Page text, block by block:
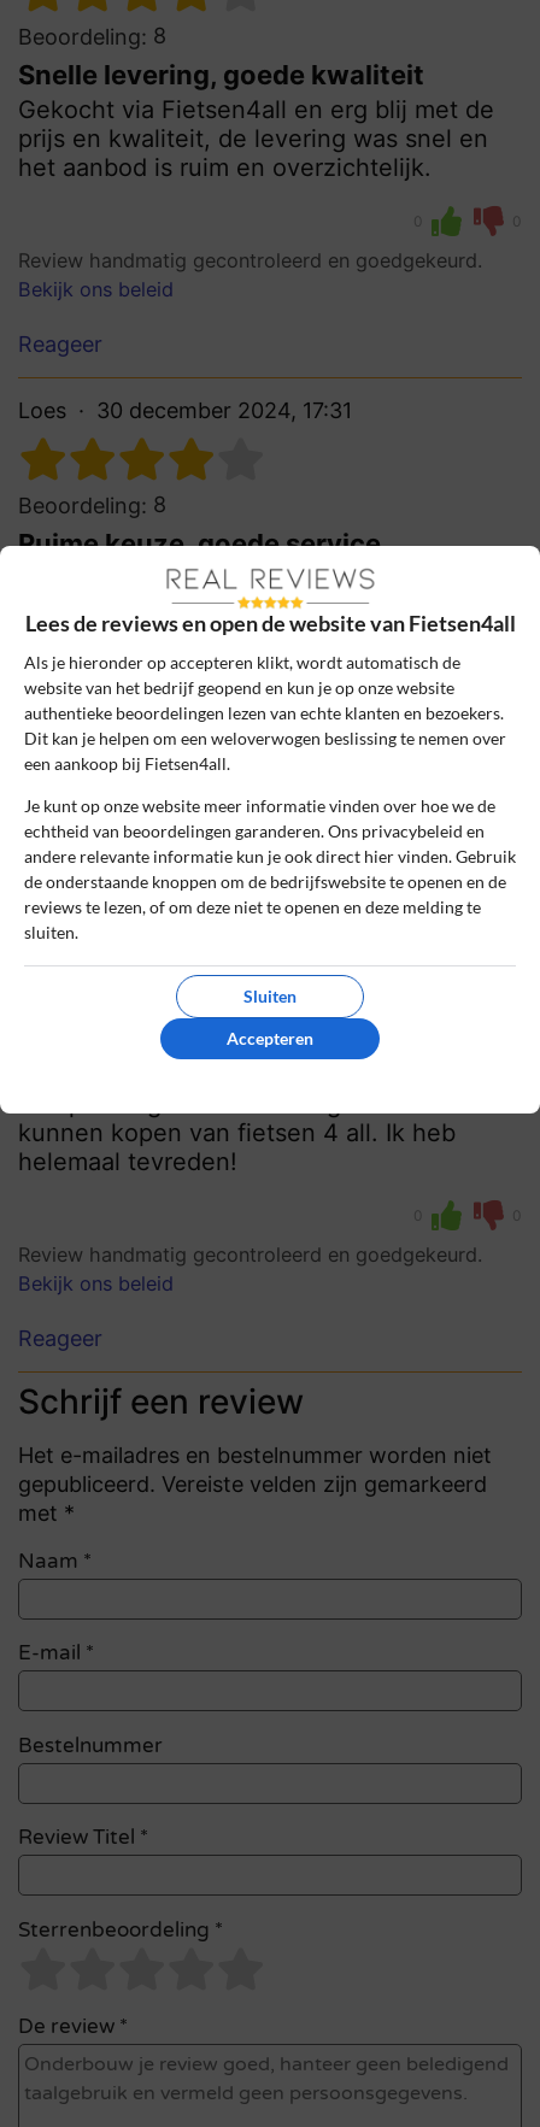
Beoordeling: 8
Snelle levering, goede kwaliteit
Gekocht via Fietsen4all en erg blij met de
prijs en kwaliteit, de levering was snel en
het aanbod is ruim en overzichtelijk.
0 0
Review handmatig gecontroleerd en goedgekeurd.
Bekijk ons beleid
Reageer
Loes 30 december 2024, 17:31
Beoordeling: 8
Ruime keuze, goede service
Heerlijk ruime keuze uit nieuwe fietsen met
flink wat korting, en fijn dat je vooraf kunt
testen bij een servicepunt! Mijn omafiets
bevalt perfect.
0
Review handmatig gecontroleerd en goedgekeurd.
Reageer
Emiel de Snelle 15 december 2021, 16:18
Fijn zakendoen
kunnen kopen van fietsen 4 all. Ik heb
helemaal tevreden!
0 0
Review handmatig gecontroleerd en goedgekeurd.
Bekijk ons beleid
Reageer
Schrijf een review
Het e-mailadres en bestelnummer worden niet
gepubliceerd. Vereiste velden zijn gemarkeerd
met *
Naam *
E-mail *
Bestelnummer
Review Titel *
Sterrenbeoordeling *
De review *
Lees de reviews en open de website van Fietsen4all
Als je hieronder op accepteren klikt, wordt automatisch de
website van het bedrijf geopend en kun je op onze website
authentieke beoordelingen lezen van echte klanten en bezoekers.
Dit kan je helpen om een weloverwogen beslissing te nemen over
een aankoop bij Fietsen4all.
Je kunt op onze website meer informatie vinden over hoe we de
echtheid van beoordelingen garanderen. Ons privacybeleid en
andere relevante informatie kun je ook direct hier vinden. Gebruik
de onderstaande knoppen om de bedrijfswebsite te openen en de
reviews te lezen, of om deze niet te openen en deze melding te
sluiten.
Sluiten
Accepteren